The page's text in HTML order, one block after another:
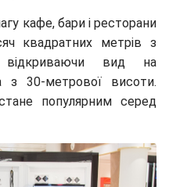
кафе, бари і ресторани
квадратних метрів з
відкриваючи вид на
з 30-метрової висоти.
популярним серед